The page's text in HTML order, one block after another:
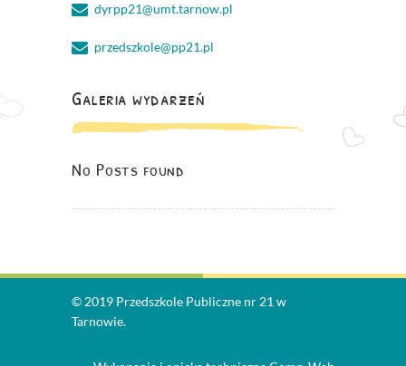
dyrpp21@umt.tarnow.pl
przedszkole@pp21.pl
Galeria wydarzeń
No Posts found
© 2019 Przedszkole Publiczne nr 21 w
Tarnowie.